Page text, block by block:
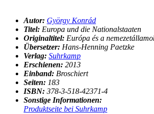
Autor: György Konrád
Titel: Europa und die Nationalstaaten
Originaltitel: Európa és a
Übersetzer: Hans-Henning Paetzke
Verlag: Suhrkamp
Erschienen: 2013
Einband: Broschiert
Seiten: 183
ISBN: 378-3-518-42371-4
Sonstige Informationen:
Produktseite bei Suhrkamp